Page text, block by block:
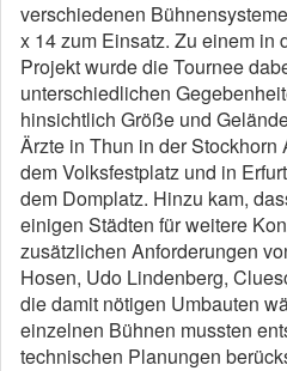
verschiedenen
x 14 zum Einsatz. Zu einem in
Projekt wurde die Tournee
unterschiedlichen
hinsichtlich Größe und
Ärzte in Thun in der Stockhorn
dem Volksfestplatz und in
dem Domplatz. Hinzu kam,
einigen Städten für weitere
zusätzlichen Anforderungen
Hosen, Udo Lindenberg,
die damit nötigen Umbauten
einzelnen Bühnen mussten
technischen Planungen